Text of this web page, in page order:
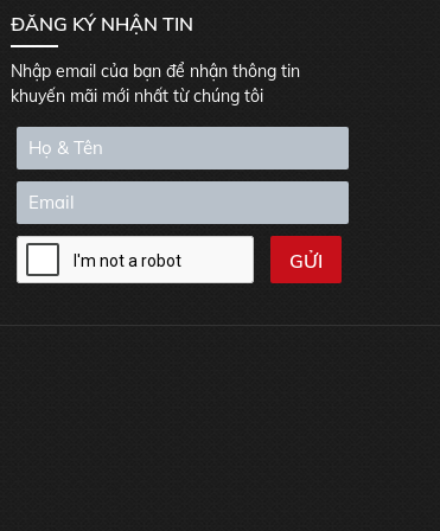
ĐĂNG KÝ NHẬN TIN
Nhập email của bạn để nhận thông tin
khuyến mãi mới nhất từ chúng tôi